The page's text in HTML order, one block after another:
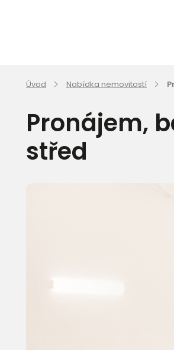
Úvod Nabídka nemovitostí
Pronájem,
střed